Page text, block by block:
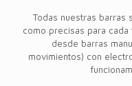
Todas nuestras barras
como precisas para
desde barras
movimientos) con